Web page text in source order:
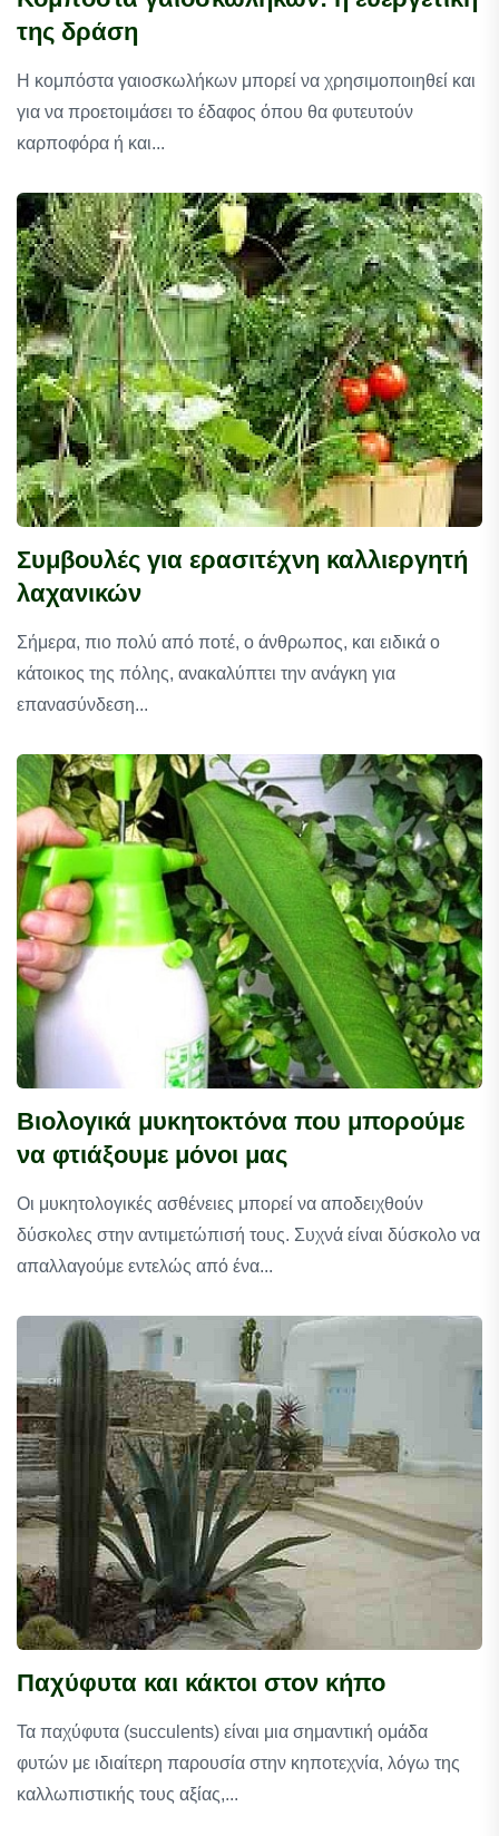
της δράση
Η κομπόστα γαιοσκωλήκων μπορεί να χρησιμοποιηθεί και
για να προετοιμάσει το έδαφος όπου θα φυτευτούν
καρποφόρα ή και...
Συμβουλές για ερασιτέχνη καλλιεργητή
λαχανικών
Σήμερα, πιο πολύ από ποτέ, ο άνθρωπος, και ειδικά ο
κάτοικος της πόλης, ανακαλύπτει την ανάγκη για
επανασύνδεση...
Βιολογικά μυκητοκτόνα που μπορούμε
να φτιάξουμε μόνοι μας
Οι μυκητολογικές ασθένειες μπορεί να αποδειχθούν
δύσκολες στην αντιμετώπισή τους. Συχνά είναι δύσκολο να
απαλλαγούμε εντελώς από ένα...
Παχύφυτα και κάκτοι στον κήπο
Τα παχύφυτα (succulents) είναι μια σημαντική ομάδα
φυτών με ιδιαίτερη παρουσία στην κηποτεχνία, λόγω της
καλλωπιστικής τους αξίας,...